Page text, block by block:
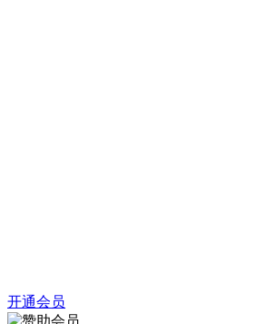
开通会员